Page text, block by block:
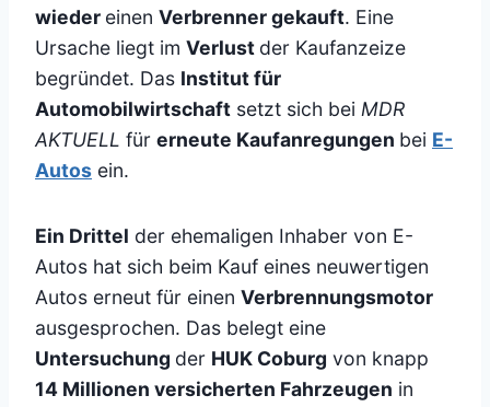
wieder einen Verbrenner gekauft. Eine
Ursache liegt im Verlust der Kaufanzeize
begründet. Das Institut für
Automobilwirtschaft setzt sich bei MDR
AKTUELL für erneute Kaufanregungen bei E-
Autos ein.
Ein Drittel der ehemaligen Inhaber von E-
Autos hat sich beim Kauf eines neuwertigen
Autos erneut für einen Verbrennungsmotor
ausgesprochen. Das belegt eine
Untersuchung der HUK Coburg von knapp
14 Millionen versicherten Fahrzeugen in